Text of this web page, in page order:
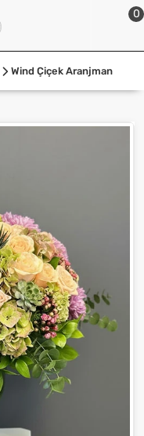
0
Wind Çiçek Aranjman